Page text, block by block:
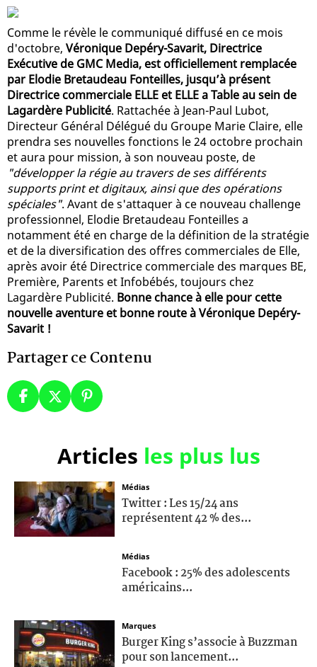
Comme le révèle le communiqué diffusé en ce mois
d'octobre, Véronique Depéry-Savarit, Directrice
Exécutive de GMC Media, est officiellement remplacée
par Elodie Bretaudeau Fonteilles, jusqu’à présent
Directrice commerciale ELLE et ELLE a Table au sein de
Lagardère Publicité. Rattachée à Jean-Paul Lubot,
Directeur Général Délégué du Groupe Marie Claire, elle
prendra ses nouvelles fonctions le 24 octobre prochain
et aura pour mission, à son nouveau poste, de
"développer la régie au travers de ses différents
supports print et digitaux, ainsi que des opérations
spéciales". Avant de s'attaquer à ce nouveau challenge
professionnel, Elodie Bretaudeau Fonteilles a
notamment été en charge de la définition de la stratégie
et de la diversification des offres commerciales de Elle,
après avoir été Directrice commerciale des marques BE,
Première, Parents et Infobébés, toujours chez
Lagardère Publicité. Bonne chance à elle pour cette
nouvelle aventure et bonne route à Véronique Depéry-
Savarit !
Partager ce Contenu
Articles les plus lus
Médias
Twitter : Les 15/24 ans
représentent 42 % des...
Médias
Facebook : 25% des adolescents
américains...
Marques
Burger King s’associe à Buzzman
pour son lancement...